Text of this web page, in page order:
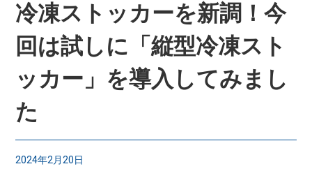
冷凍ストッカーを新調！今
回は試しに「縦型冷凍スト
ッカー」を導入してみまし
た
2024年2月20日